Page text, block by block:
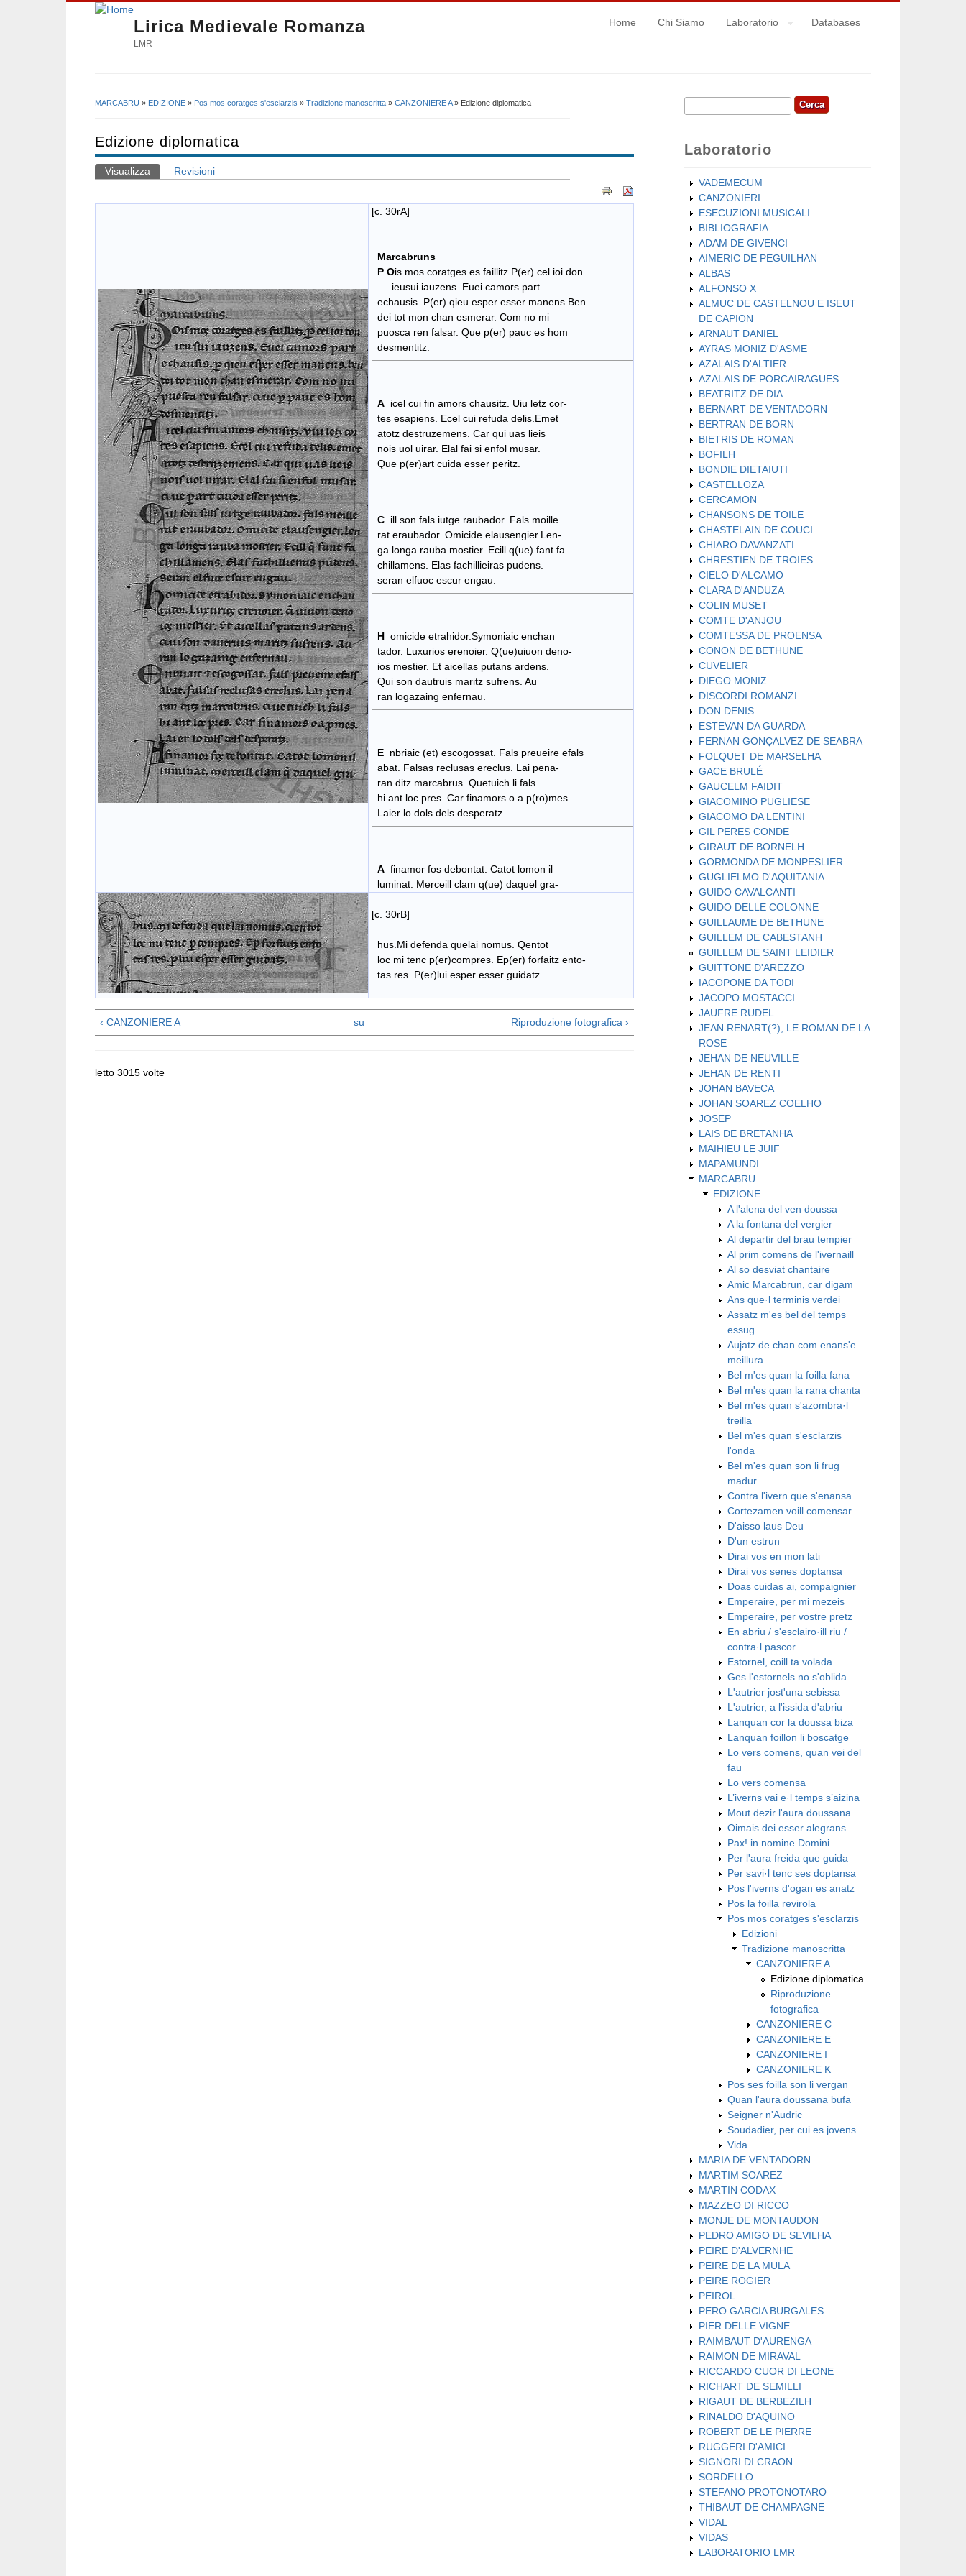
Lirica Medievale Romanza
LMR
Home Chi Siamo Laboratorio Databases
MARCABRU » EDIZIONE » Pos mos coratges s'esclarzis » Tradizione manoscritta » CANZONIERE A» Edizione diplomatica
Edizione diplomatica
Schede primarie
Visualizza (scheda attiva)
Revisioni
[c. 30rA]
Marcabruns
P Ois mos coratges es faillitz.P(er) cel ioi don
ieusui iauzens. Euei camors part
echausis. P(er) qieu esper esser manens.Ben
dei tot mon chan esmerar. Com no mi
puosca ren falsar. Que p(er) pauc es hom
desmentitz.
A icel cui fin amors chausitz. Uiu letz cor-
tes esapiens. Ecel cui refuda delis.Emet
atotz destruzemens. Car qui uas lieis
nois uol uirar. Elal fai si enfol musar.
Que p(er)art cuida esser peritz.
C ill son fals iutge raubador. Fals moille
rat eraubador. Omicide elausengier.Len-
ga longa rauba mostier. Ecill q(ue) fant fa
chillamens. Elas fachillieiras pudens.
seran elfuoc escur engau.
H omicide etrahidor.Symoniaic enchan
tador. Luxurios erenoier. Q(ue)uiuon deno-
ios mestier. Et aicellas putans ardens.
Qui son dautruis maritz sufrens. Au
ran logazaing enfernau.
E nbriaic (et) escogossat. Fals preueire efals
abat. Falsas reclusas ereclus. Lai pena-
ran ditz marcabrus. Quetuich li fals
hi ant loc pres. Car finamors o a p(ro)mes.
Laier lo dols dels desperatz.
A finamor fos debontat. Catot lomon il
luminat. Merceill clam q(ue) daquel gra-
[c. 30rB]
hus.Mi defenda quelai nomus. Qentot
loc mi tenc p(er)compres. Ep(er) forfaitz ento-
tas res. P(er)lui esper esser guidatz.
‹ CANZONIERE A su Riproduzione fotografica ›
letto 3015 volte
Form di ricerca
Cerca
Laboratorio
VADEMECUM
CANZONIERI
ESECUZIONI MUSICALI
BIBLIOGRAFIA
ADAM DE GIVENCI
AIMERIC DE PEGUILHAN
ALBAS
ALFONSO X
ALMUC DE CASTELNOU E ISEUT
DE CAPION
ARNAUT DANIEL
AYRAS MONIZ D'ASME
AZALAIS D'ALTIER
AZALAIS DE PORCAIRAGUES
BEATRITZ DE DIA
BERNART DE VENTADORN
BERTRAN DE BORN
BIETRIS DE ROMAN
BOFILH
BONDIE DIETAIUTI
CASTELLOZA
CERCAMON
CHANSONS DE TOILE
CHASTELAIN DE COUCI
CHIARO DAVANZATI
CHRESTIEN DE TROIES
CIELO D'ALCAMO
CLARA D'ANDUZA
COLIN MUSET
COMTE D'ANJOU
COMTESSA DE PROENSA
CONON DE BETHUNE
CUVELIER
DIEGO MONIZ
DISCORDI ROMANZI
DON DENIS
ESTEVAN DA GUARDA
FERNAN GONÇALVEZ DE SEABRA
FOLQUET DE MARSELHA
GACE BRULÉ
GAUCELM FAIDIT
GIACOMINO PUGLIESE
GIACOMO DA LENTINI
GIL PERES CONDE
GIRAUT DE BORNELH
GORMONDA DE MONPESLIER
GUGLIELMO D'AQUITANIA
GUIDO CAVALCANTI
GUIDO DELLE COLONNE
GUILLAUME DE BETHUNE
GUILLEM DE CABESTANH
GUILLEM DE SAINT LEIDIER
GUITTONE D'AREZZO
IACOPONE DA TODI
JACOPO MOSTACCI
JAUFRE RUDEL
JEAN RENART(?), LE ROMAN DE LA
ROSE
JEHAN DE NEUVILLE
JEHAN DE RENTI
JOHAN BAVECA
JOHAN SOAREZ COELHO
JOSEP
LAIS DE BRETANHA
MAIHIEU LE JUIF
MAPAMUNDI
MARCABRU
EDIZIONE
A l'alena del ven doussa
A la fontana del vergier
Al departir del brau tempier
Al prim comens de l'ivernaill
Al so desviat chantaire
Amic Marcabrun, car digam
Ans que·l terminis verdei
Assatz m'es bel del temps
essug
Aujatz de chan com enans'e
meillura
Bel m'es quan la foilla fana
Bel m'es quan la rana chanta
Bel m'es quan s'azombra·l
treilla
Bel m'es quan s'esclarzis
l'onda
Bel m'es quan son li frug
madur
Contra l'ivern que s'enansa
Cortezamen voill comensar
D'aisso laus Deu
D'un estrun
Dirai vos en mon lati
Dirai vos senes doptansa
Doas cuidas ai, compaignier
Emperaire, per mi mezeis
Emperaire, per vostre pretz
En abriu / s'esclairo·ill riu /
contra·l pascor
Estornel, coill ta volada
Ges l'estornels no s'oblida
L'autrier jost'una sebissa
L'autrier, a l'issida d'abriu
Lanquan cor la doussa biza
Lanquan foillon li boscatge
Lo vers comens, quan vei del
fau
Lo vers comensa
L’iverns vai e·l temps s’aizina
Mout dezir l'aura doussana
Oimais dei esser alegrans
Pax! in nomine Domini
Per l'aura freida que guida
Per savi·l tenc ses doptansa
Pos l'iverns d'ogan es anatz
Pos la foilla revirola
Pos mos coratges s'esclarzis
Edizioni
Tradizione manoscritta
CANZONIERE A
Edizione diplomatica
Riproduzione
fotografica
CANZONIERE C
CANZONIERE E
CANZONIERE I
CANZONIERE K
Pos ses foilla son li vergan
Quan l'aura doussana bufa
Seigner n'Audric
Soudadier, per cui es jovens
Vida
MARIA DE VENTADORN
MARTIM SOAREZ
MARTIN CODAX
MAZZEO DI RICCO
MONJE DE MONTAUDON
PEDRO AMIGO DE SEVILHA
PEIRE D'ALVERNHE
PEIRE DE LA MULA
PEIRE ROGIER
PEIROL
PERO GARCIA BURGALES
PIER DELLE VIGNE
RAIMBAUT D'AURENGA
RAIMON DE MIRAVAL
RICCARDO CUOR DI LEONE
RICHART DE SEMILLI
RIGAUT DE BERBEZILH
RINALDO D'AQUINO
ROBERT DE LE PIERRE
RUGGERI D'AMICI
SIGNORI DI CRAON
SORDELLO
STEFANO PROTONOTARO
THIBAUT DE CHAMPAGNE
VIDAL
VIDAS
LABORATORIO LMR